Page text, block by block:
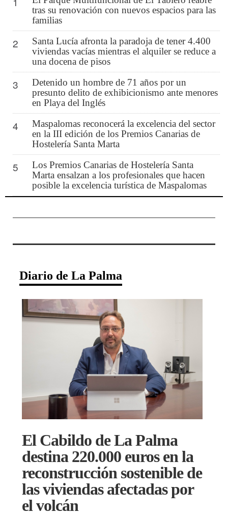
tras su renovación con nuevos espacios para las
familias
2
Santa Lucía afronta la paradoja de tener 4.400
viviendas vacías mientras el alquiler se reduce a
una docena de pisos
3
Detenido un hombre de 71 años por un
presunto delito de exhibicionismo ante menores
en Playa del Inglés
4
Maspalomas reconocerá la excelencia del sector
en la III edición de los Premios Canarias de
Hostelería Santa Marta
5
Los Premios Canarias de Hostelería Santa
Marta ensalzan a los profesionales que hacen
posible la excelencia turística de Maspalomas
Diario de La Palma
El Cabildo de La Palma
destina 220.000 euros en la
reconstrucción sostenible de
las viviendas afectadas por
el volcán